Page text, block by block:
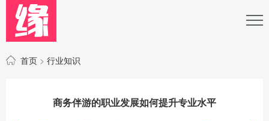
首页 > 行业知识
商务伴游的职业发展如何提升专业水平